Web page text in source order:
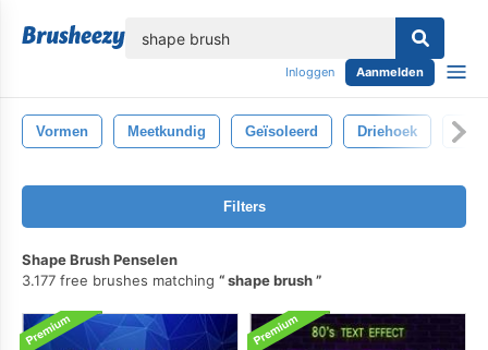
Inloggen Aanmelden
Vormen Meetkundig Geïsoleerd Driehoek Pijl
Filters
Shape Brush Penselen
3.177 free brushes matching
shape brush